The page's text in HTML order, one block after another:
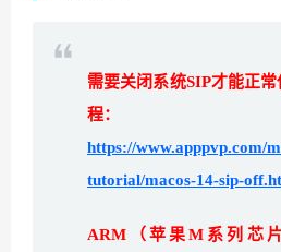
需要关闭系统SIP才能正
程：
https://www.apppvp.com/
tutorial/macos-14-sip-
ARM（苹果M系列芯